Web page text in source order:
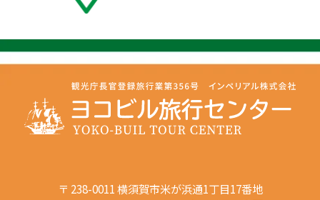
〒 238-0011 横須賀市米が浜通1丁目17番地